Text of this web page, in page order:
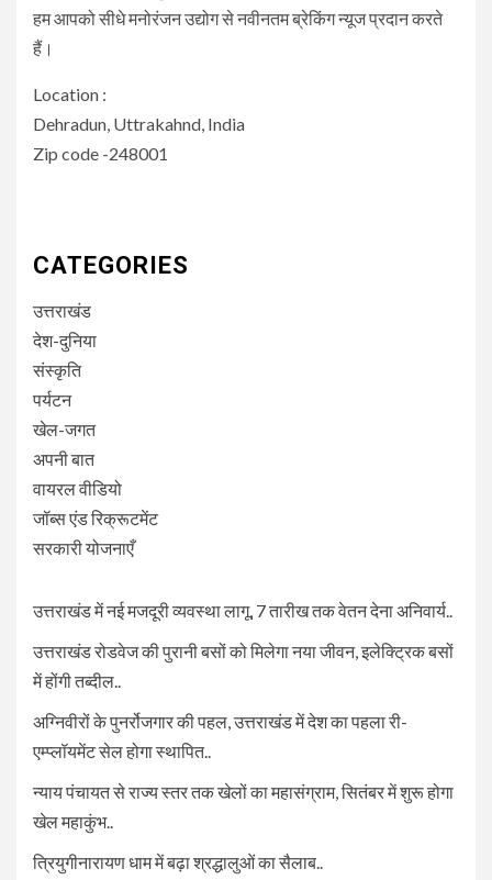
हम आपको सीधे मनोरंजन उद्योग से नवीनतम ब्रेकिंग न्यूज प्रदान करते
हैं।
Location :
Dehradun, Uttrakahnd, India
Zip code -248001
CATEGORIES
उत्तराखंड
देश-दुनिया
संस्कृति
पर्यटन
खेल-जगत
अपनी बात
वायरल वीडियो
जॉब्स एंड रिक्रूटमेंट
सरकारी योजनाएँ
उत्तराखंड में नई मजदूरी व्यवस्था लागू, 7 तारीख तक वेतन देना अनिवार्य..
उत्तराखंड रोडवेज की पुरानी बसों को मिलेगा नया जीवन, इलेक्ट्रिक बसों
में होंगी तब्दील..
अग्निवीरों के पुनर्रोजगार की पहल, उत्तराखंड में देश का पहला री-
एम्प्लॉयमेंट सेल होगा स्थापित..
न्याय पंचायत से राज्य स्तर तक खेलों का महासंग्राम, सितंबर में शुरू होगा
खेल महाकुंभ..
त्रियुगीनारायण धाम में बढ़ा श्रद्धालुओं का सैलाब..